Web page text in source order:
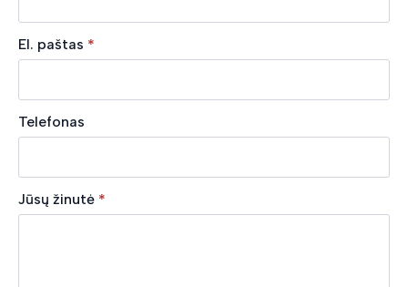
El. paštas *
Telefonas
Jūsų žinutė *